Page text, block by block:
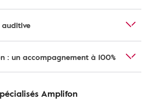
: un accompagnement à 100%
Amplifon